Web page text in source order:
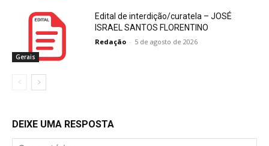
Gerais
Edital de interdição/curatela – JOSÉ
ISRAEL SANTOS FLORENTINO
Redação - 5 de agosto de 2026
DEIXE UMA RESPOSTA